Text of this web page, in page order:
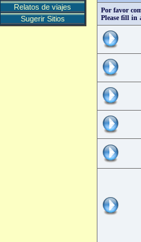
Por favor
Please fill in
Relatos de viajes
Sugerir Sitios